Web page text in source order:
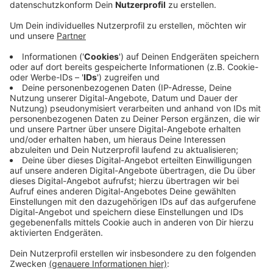
zeigen, stritt der Mann nach Darstellung der Polizei
mit den verärgerten Bauarbeitern - und fuhr einen von
ihnen leicht an. Der Vorfall ereignete sich gestern
Nachmittag. Der Polizei zufolge fuhr der 79jährige
trotz Sperrung immer weiter über die frisch geteerte
Straße, bis er an einer Straßenwalze nicht mehr
weiterkam. Dann kam es zum Streit mit den
Bauarbeitern, bei dem der Fahrer vermutlich von der
Kupplung des Traktors abrutschte - und leicht gegen
die Walze und das Knie von einem der Arbeiter prallte.
Anstatt sich um den angerichteten Schaden zu
kümmern, wurde der Traktor gewendet und der Mann
entfernte sich, so die Polizei.
Anzeige